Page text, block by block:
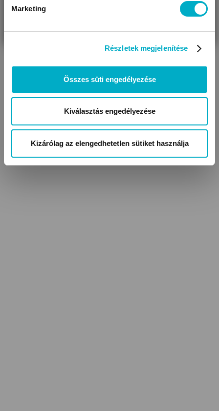
Marketing
Részletek megjelenítése
Összes süti engedélyezése
Kiválasztás engedélyezése
Kizárólag az elengedhetetlen sütiket használja
VÁRANDÓS
AJÁNDÉKOT